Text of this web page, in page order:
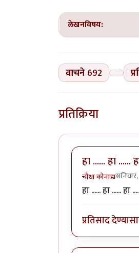
लेखनविषय:
वाचने 692
प्रतिक्रिया
हा ...... हा ......
चौथा कोनाडा
हा ...... हा ...... हा
प्रतिसाद